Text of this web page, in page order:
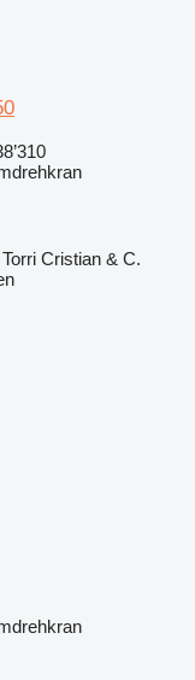
Cristian & C.